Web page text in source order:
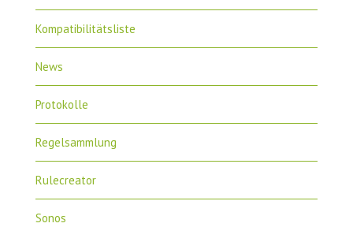
Kompatibilitätsliste
News
Protokolle
Regelsammlung
Rulecreator
Sonos